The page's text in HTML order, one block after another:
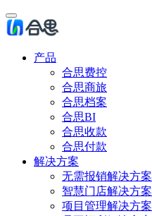
产品
合思费控
合思商旅
合思档案
合思BI
合思收款
合思付款
解决方案
无需报销解决方案
智慧门店解决方案
项目管理解决方案